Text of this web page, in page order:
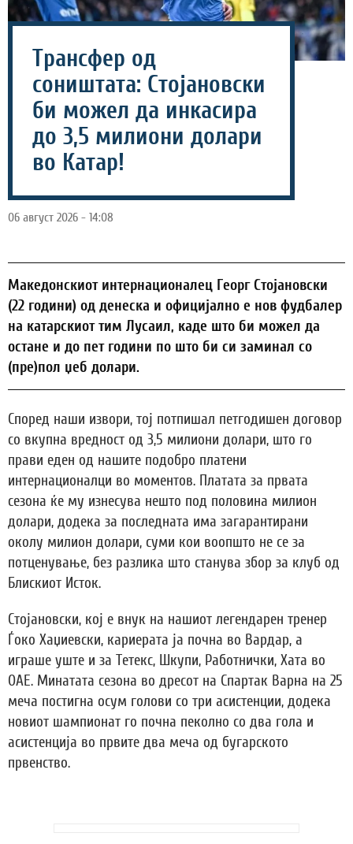
Трансфер од
соништата: Стојановски
би можел да инкасира
до 3,5 милиони долари
во Катар!
06 август 2026 - 14:08
Македонскиот интернационалец Георг Стојановски
(22 години) од денеска и официјално е нов фудбалер
на катарскиот тим Лусаил, каде што би можел да
остане и до пет години по што би си заминал со
(пре)пол џеб долари.
Според наши извори, тој потпишал петгодишен договор
со вкупна вредност од 3,5 милиони долари, што го
прави еден од нашите подобро платени
интернационалци во моментов. Платата за првата
сезона ќе му изнесува нешто под половина милион
долари, додека за последната има загарантирани
околу милион долари, суми кои воопшто не се за
потценување, без разлика што станува збор за клуб од
Блискиот Исток.
Стојановски, кој е внук на нашиот легендарен тренер
Ѓоко Хаџиевски, кариерата ја почна во Вардар, а
играше уште и за Тетекс, Шкупи, Работнички, Хата во
ОАЕ. Минатата сезона во дресот на Спартак Варна на 25
меча постигна осум голови со три асистенции, додека
новиот шампионат го почна пеколно со два гола и
асистенција во првите два меча од бугарското
првенство.